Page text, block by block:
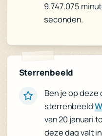
9.747.075
seconden.
Sterrenbeeld
Ben je op deze
sterrenbeeld
van 20 januari
deze dag valt